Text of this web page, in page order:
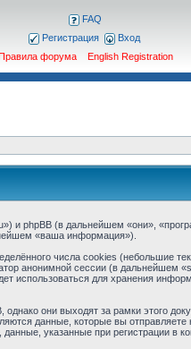
FAQ
Регистрация
Вход
форума
English Registration
и phpBB (в дальнейшем «они»,
«ваша информация»).
числа cookies (небольшие
анонимной сессии (в дальнейшем
использоваться для хранения
они выходят за рамки этого
данные, которые вы
указанные при регистрации в